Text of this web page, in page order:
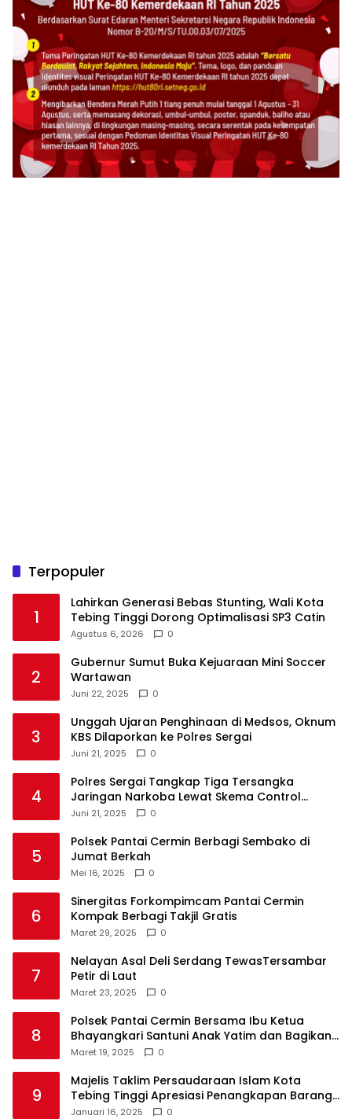
Terpopuler
1
Lahirkan Generasi Bebas Stunting, Wali Kota
Tebing Tinggi Dorong Optimalisasi SP3 Catin
Agustus 6, 2026 0
2
Gubernur Sumut Buka Kejuaraan Mini Soccer
Wartawan
Juni 22, 2025 0
3
Unggah Ujaran Penghinaan di Medsos, Oknum
KBS Dilaporkan ke Polres Sergai
Juni 21, 2025 0
4
Polres Sergai Tangkap Tiga Tersangka
Jaringan Narkoba Lewat Skema Control
Delivery
Juni 21, 2025 0
5
Polsek Pantai Cermin Berbagi Sembako di
Jumat Berkah
Mei 16, 2025 0
6
Sinergitas Forkompimcam Pantai Cermin
Kompak Berbagi Takjil Gratis
Maret 29, 2025 0
7
Nelayan Asal Deli Serdang TewasTersambar
Petir di Laut
Maret 23, 2025 0
8
Polsek Pantai Cermin Bersama Ibu Ketua
Bhayangkari Santuni Anak Yatim dan Bagikan
Takjil
Maret 19, 2025 0
9
Majelis Taklim Persaudaraan Islam Kota
Tebing Tinggi Apresiasi Penangkapan Barang
Haram
Januari 16, 2025 0